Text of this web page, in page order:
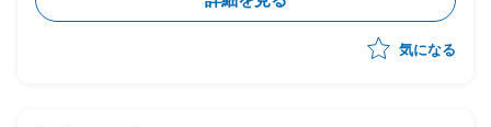
・また、上記必要に応じて考慮不足の再検討、設計改定
も実施
気になる